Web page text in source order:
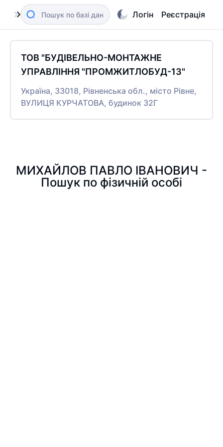
Логін Реєстрація
ТОВ "БУДІВЕЛЬНО-МОНТАЖНЕ
УПРАВЛІННЯ "ПРОМЖИТЛОБУД-13"
Україна, 33018, Рівненська обл., місто Рівне,
ВУЛИЦЯ КУРЧАТОВА, будинок 32Г
МИХАЙЛОВ ПАВЛО ІВАНОВИЧ -
Пошук по фізичній особі